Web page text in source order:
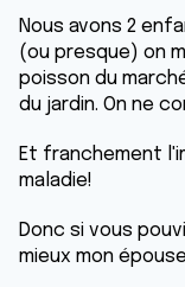
Nous avons 2
(ou presque) on
poisson du
du jardin. On ne
Et franchement
maladie!
Donc si vous
mieux mon